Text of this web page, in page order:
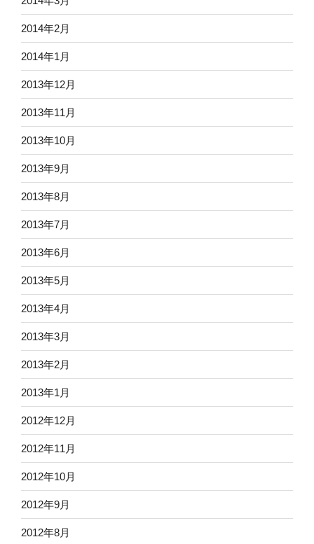
2014年2月
2014年1月
2013年12月
2013年11月
2013年10月
2013年9月
2013年8月
2013年7月
2013年6月
2013年5月
2013年4月
2013年3月
2013年2月
2013年1月
2012年12月
2012年11月
2012年10月
2012年9月
2012年8月